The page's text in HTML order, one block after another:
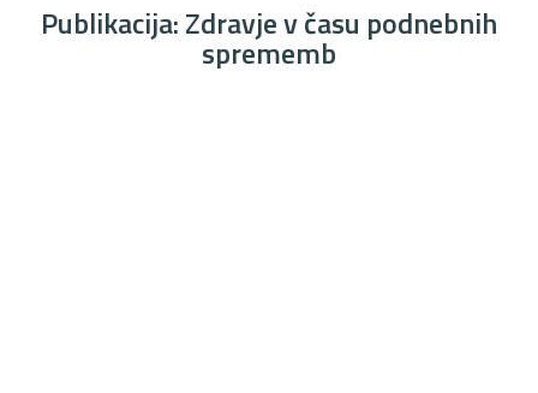
Publikacija: Zdravje v času podnebnih
sprememb